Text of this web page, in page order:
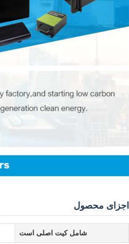
اجزای محصول
شامل کیت اصلی است